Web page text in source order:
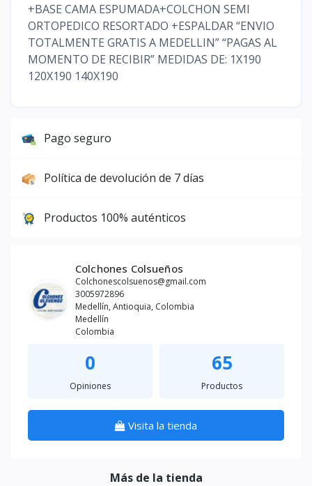
+BASE CAMA ESPUMADA+COLCHON SEMI
ORTOPEDICO RESORTADO +ESPALDAR “ENVIO
TOTALMENTE GRATIS A MEDELLIN” “PAGAS AL
MOMENTO DE RECIBIR” MEDIDAS DE: 1X190
120X190 140X190
Pago seguro
Política de devolución de 7 días
Productos 100% auténticos
Colchones Colsueños
Colchonescolsuenos@gmail.com
3005972896
Medellín, Antioquia, Colombia
Medellín
Colombia
0
Opiniones
65
Productos
Visita la tienda
Más de la tienda